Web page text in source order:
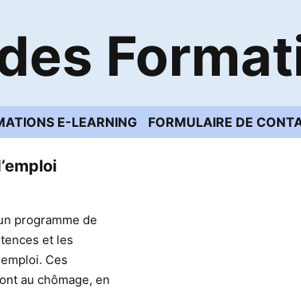
E-LEARNING FORMULAIRE DE
programme de
et les
Ces
au chômage, en